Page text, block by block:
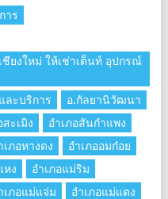
าร
ยงใหม่ ให้เช่าเต็นท์ อุปกรณ์
ละบริการ
อ.กัลยานิวัฒนา
สะเมิง
อำเภอสันกำแพง
เภอหางดง
อำเภออมก๋อย
หง
อำเภอแม่ริม
เภอแม่แจ่ม
อำเภอแม่แตง